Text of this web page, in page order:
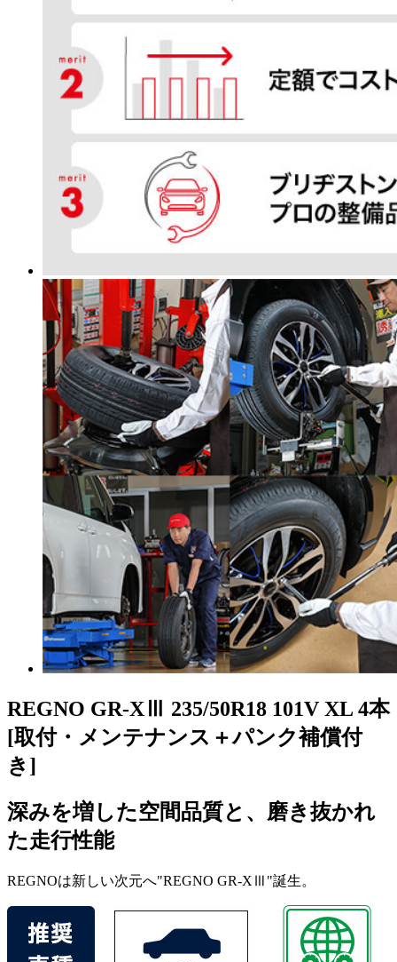
REGNO GR-XⅢ 235/50R18 101V XL 4本
[取付・メンテナンス＋パンク補償付
き]
深みを増した空間品質と、磨き抜かれ
た走行性能
REGNOは新しい次元へ"REGNO GR-XⅢ"誕生。